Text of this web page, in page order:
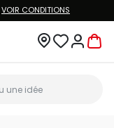
VOIR CONDITIONS